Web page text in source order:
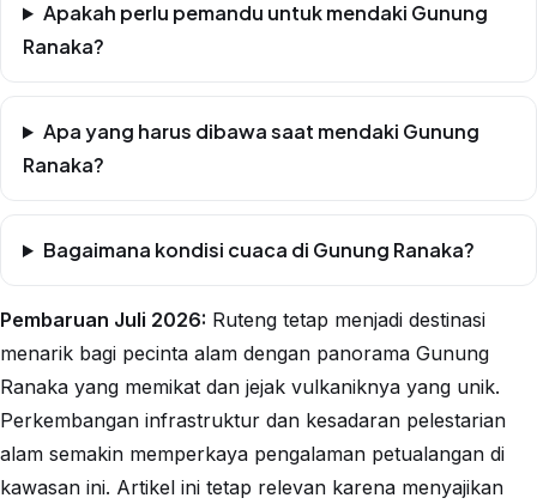
Apakah perlu pemandu untuk mendaki Gunung
Ranaka?
Apa yang harus dibawa saat mendaki Gunung
Ranaka?
Bagaimana kondisi cuaca di Gunung Ranaka?
Pembaruan Juli 2026: Ruteng tetap menjadi destinasi
menarik bagi pecinta alam dengan panorama Gunung
Ranaka yang memikat dan jejak vulkaniknya yang unik.
Perkembangan infrastruktur dan kesadaran pelestarian
alam semakin memperkaya pengalaman petualangan di
kawasan ini. Artikel ini tetap relevan karena menyajikan